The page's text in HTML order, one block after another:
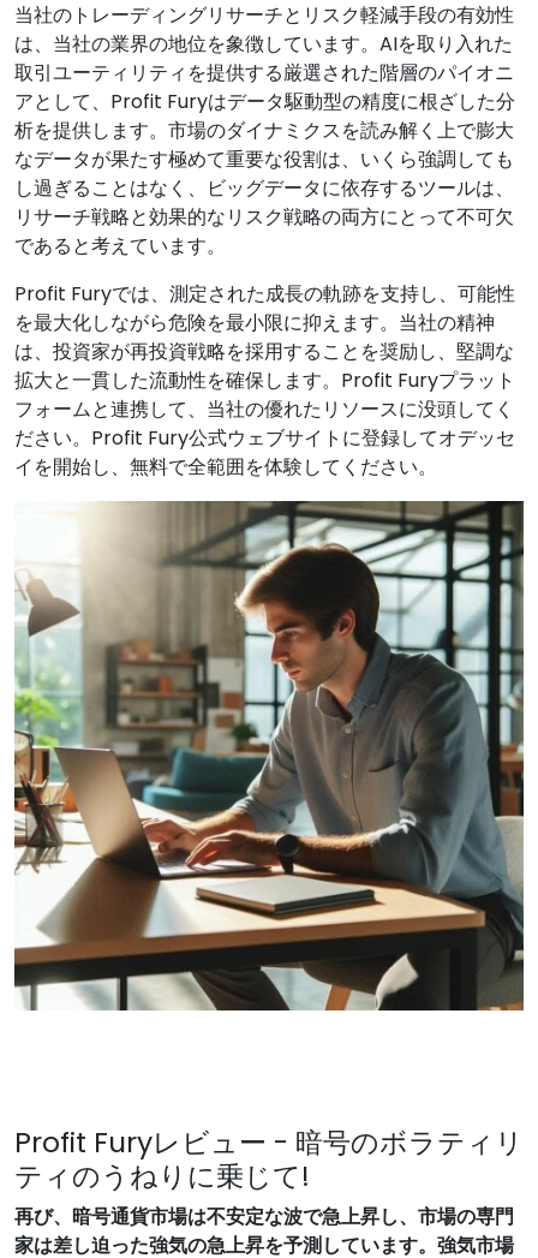
当社のトレーディングリサーチとリスク軽減手段の有効性
は、当社の業界の地位を象徴しています。AIを取り入れた
取引ユーティリティを提供する厳選された階層のパイオニ
アとして、Profit Furyはデータ駆動型の精度に根ざした分
析を提供します。市場のダイナミクスを読み解く上で膨大
なデータが果たす極めて重要な役割は、いくら強調しても
し過ぎることはなく、ビッグデータに依存するツールは、
リサーチ戦略と効果的なリスク戦略の両方にとって不可欠
であると考えています。
Profit Furyでは、測定された成長の軌跡を支持し、可能性
を最大化しながら危険を最小限に抑えます。当社の精神
は、投資家が再投資戦略を採用することを奨励し、堅調な
拡大と一貫した流動性を確保します。Profit Furyプラット
フォームと連携して、当社の優れたリソースに没頭してく
ださい。Profit Fury公式ウェブサイトに登録してオデッセ
イを開始し、無料で全範囲を体験してください。
Profit Furyレビュー - 暗号のボラティリ
ティのうねりに乗じて!
再び、暗号通貨市場は不安定な波で急上昇し、市場の専門
家は差し迫った強気の急上昇を予測しています。強気市場